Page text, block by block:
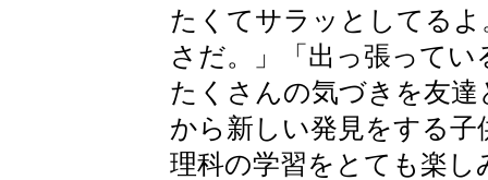
たくてサラッとしてるよ
さだ。」「出っ張って
たくさんの気づきを友
から新しい発見をする子
理科の学習をとても楽